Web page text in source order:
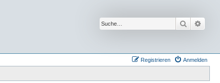
Suche
Anmelden
Registrieren